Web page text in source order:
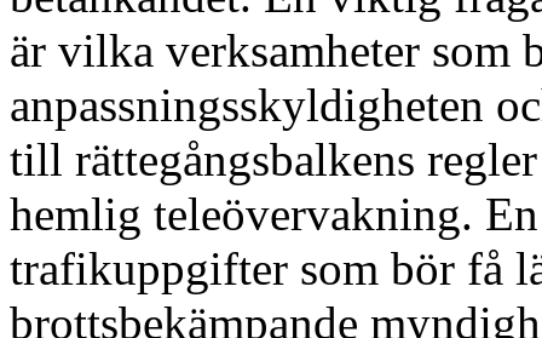
är vilka verksamheter som
anpassningsskyldigheten
till rättegångsbalkens
hemlig teleövervakning.
trafikuppgifter som bör få
brottsbekämpande